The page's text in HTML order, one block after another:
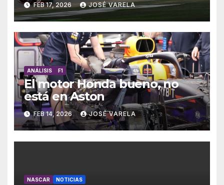
FEB 17, 2026 JOSÉ VARELA
ANÁLISIS F1
El motor Honda bueno, no
está en Aston
FEB 14, 2026 JOSÉ VARELA
NASCAR NOTICIAS